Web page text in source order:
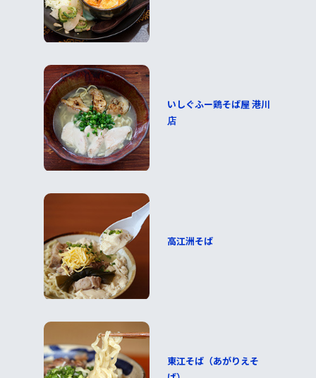
いしぐふー鶏そば屋 港川
店
高江洲そば
東江そば（あがりえそ